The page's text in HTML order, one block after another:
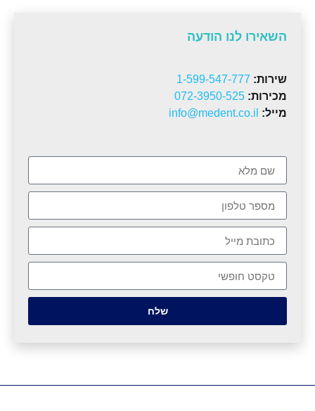
השאירו לנו הודעה
שירות: 1-599-547-777
מכירות: 072-3950-525
מייל: info@medent.co.il
שלח